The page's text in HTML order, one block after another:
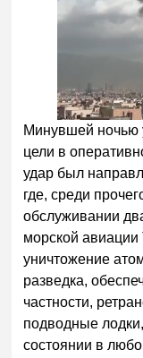
Минувшей ночью
цели в
удар был
где, среди
обслуживании
морской авиации
уничтожение
разведка,
частности,
подводные
состоянии в